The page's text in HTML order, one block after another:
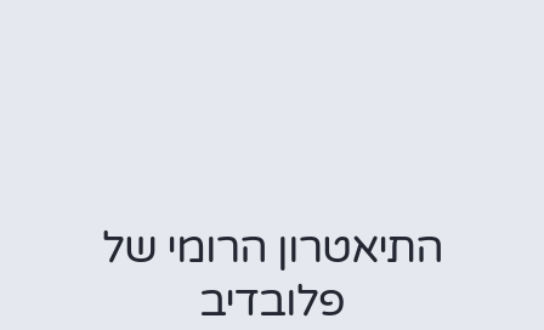
התיאטרון הרומי של
פלובדיב